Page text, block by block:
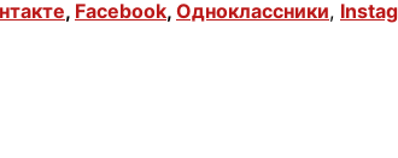
, Facebook, Одноклассники,